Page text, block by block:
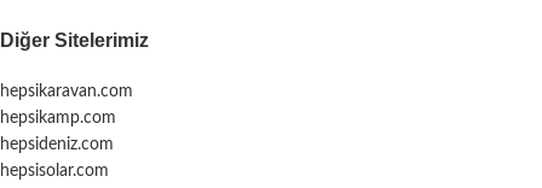
Diğer Sitelerimiz
hepsikaravan.com
hepsikamp.com
hepsideniz.com
hepsisolar.com